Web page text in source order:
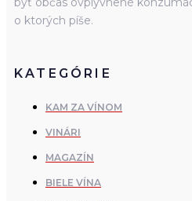
o ktorých píše.
KATEGÓRIE
KAM ZA VÍNOM
VINÁRI
MAGAZÍN
BIELE VÍNA